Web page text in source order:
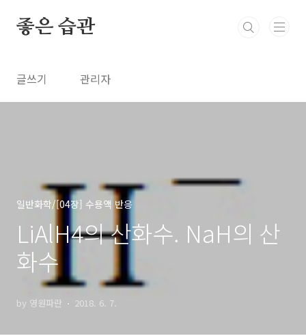
좋은 습관
글쓰기 관리자
일반화학/[04장] 수용액 반응
LiAlH4의 산화수. NaH의 산
화수
by 영원파란 2018. 6. 7.